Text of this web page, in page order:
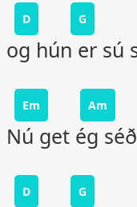
D G
og hún er sú
Em Am
Nú get ég
D G